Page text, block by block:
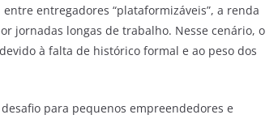
entregadores “plataformizáveis”, a renda
jornadas longas de trabalho. Nesse cenário, o
à falta de histórico formal e ao peso dos
para pequenos empreendedores e